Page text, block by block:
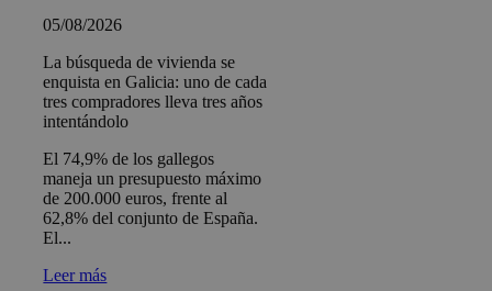
05/08/2026
La búsqueda de vivienda se
enquista en Galicia: uno de cada
tres compradores lleva tres años
intentándolo
El 74,9% de los gallegos
maneja un presupuesto máximo
de 200.000 euros, frente al
62,8% del conjunto de España.
El...
Leer más